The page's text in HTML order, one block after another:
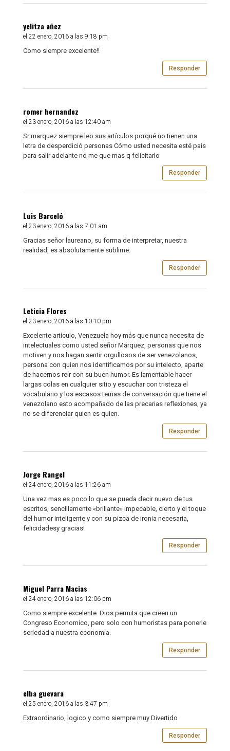
yelitza añez
el 22 enero, 2016 a las 9:18 pm
Como siempre excelente!!
Responder
romer hernandez
el 23 enero, 2016 a las 12:40 am
Sr marquez siempre leo sus artículos porqué no tienen una
letra de desperdició personas Cómo usted necesita esté pais
para salir adelante no me que mas q felicitarlo
Responder
Luis Barceló
el 23 enero, 2016 a las 7:01 am
Gracias señor laureano, su forma de interpretar, nuestra
realidad, es absolutamente sublime.
Responder
Leticia Flores
el 23 enero, 2016 a las 10:10 pm
Excelente artículo, Venezuela hoy más que nunca necesita de
intelectuales como usted señor Márquez, personas que nos
motiven y nos hagan sentir orgullosos de ser venezolanos,
persona con quien nos identificamos por su intelecto, aparte
de hacernos reír con su buen humor. Es lamentable hacer
largas colas en cualquier sitio y escuchar con tristeza el
vocabulario y los escasos temas de conversación que tiene el
venezolano esto acompañado de las precarias reflexiones, ya
no se diferenciar quien es quien.
Responder
Jorge Rangel
el 24 enero, 2016 a las 11:26 am
Una vez mas es poco lo que se pueda decir nuevo de tus
escritos, sencillamente «brillante» impecable, cierto y el toque
del humor inteligente y con su pizca de ironia necesaria,
felicidadesy gracias!
Responder
Miguel Parra Macias
el 24 enero, 2016 a las 12:06 pm
Como siempre excelente. Dios permita que creen un
Congreso Economico, pero solo con humoristas para ponerle
seriedad a nuestra economía.
Responder
elba guevara
el 25 enero, 2016 a las 3:47 pm
Extraordinario, logico y como siempre muy Divertido
Responder